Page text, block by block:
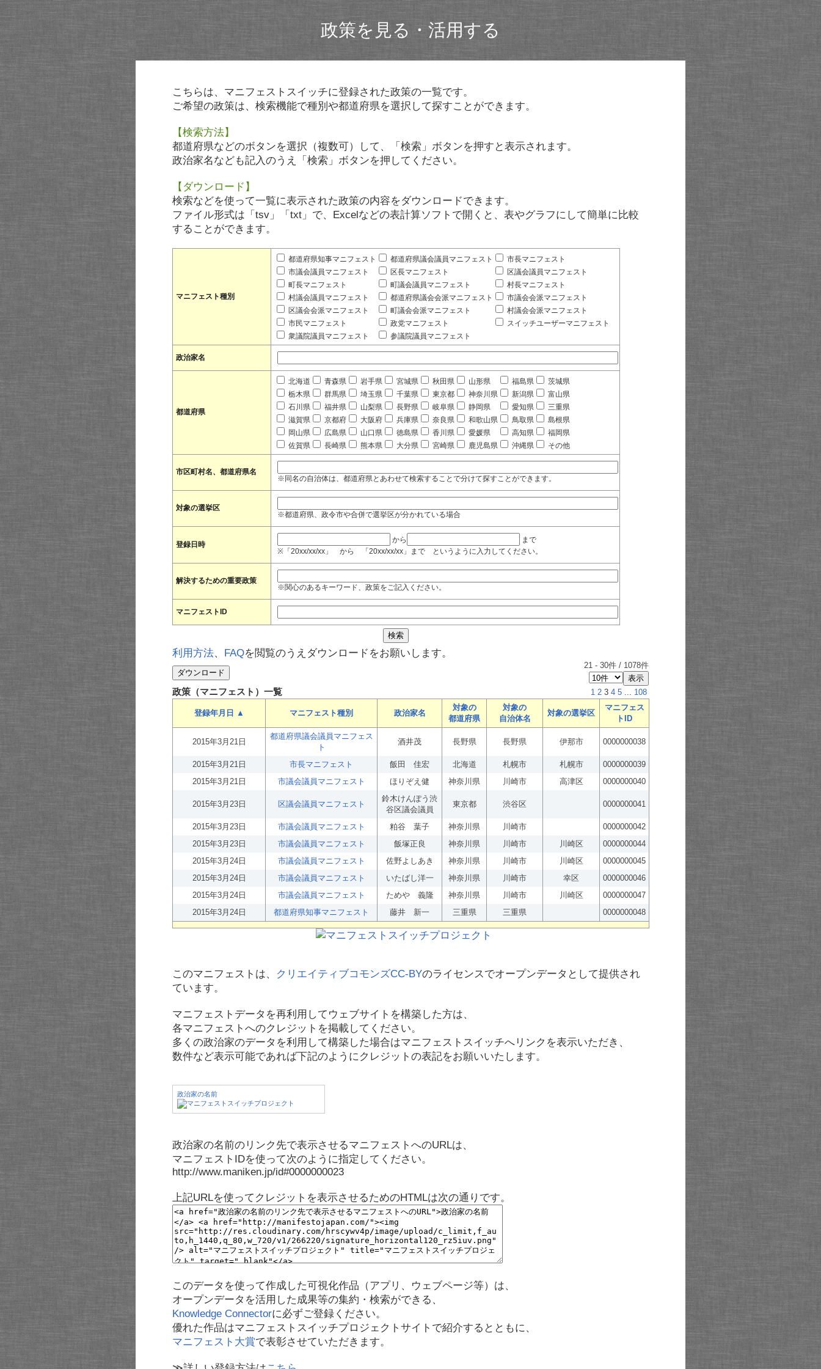
政策を見る・活用する
こちらは、マニフェストスイッチに登録された政策の一覧です。
ご希望の政策は、検索機能で種別や都道府県を選択して探すことができます。
【検索方法】
都道府県などのボタンを選択（複数可）して、「検索」ボタンを押すと表示されます。
政治家名なども記入のうえ「検索」ボタンを押してください。
【ダウンロード】
検索などを使って一覧に表示された政策の内容をダウンロードできます。
ファイル形式は「tsv」「txt」で、Excelなどの表計算ソフトで開くと、表やグラフにして簡単に比較
することができます。
マニフェスト種別
都道府県知事マニフェスト 都道府県議会議員マニフェスト
市長マニフェスト
市議会議員マニフェスト
区長マニフェスト
区議会議員マニフェスト
町長マニフェスト
町議会議員マニフェスト
村長マニフェスト
村議会議員マニフェスト
都道府県議会会派マニフェスト
市議会会派マニフェスト
区議会会派マニフェスト
町議会会派マニフェスト
村議会会派マニフェスト
市民マニフェスト
政党マニフェスト
スイッチユーザーマニフェスト
衆議院議員マニフェスト
参議院議員マニフェスト
政治家名
都道府県
北海道 青森県 岩手県 宮城県 秋田県 山形県 福島県
茨城県
栃木県
群馬県 埼玉県 千葉県 東京都 神奈川県 新潟県
富山県
石川県
福井県 山梨県 長野県 岐阜県 静岡県 愛知県
三重県
滋賀県
京都府 大阪府 兵庫県 奈良県 和歌山県 鳥取県
島根県
岡山県
広島県 山口県 徳島県 香川県 愛媛県 高知県
福岡県
佐賀県
長崎県 熊本県 大分県 宮崎県 鹿児島県 沖縄県 その他
市区町村名、都道府県名
※同名の自治体は、都道府県とあわせて検索することで分けて探すことができます。
対象の選挙区
※都道府県、政令市や合併で選挙区が分かれている場合
登録日時
から
まで
※「20xx/xx/xx」 から 「20xx/xx/xx」まで というように入力してください。
解決するための重要政策
※関心のあるキーワード、政策をご記入ください。
マニフェストID
利用方法、 FAQを閲覧のうえダウンロードをお願いします。
21 - 30件 / 1078件
政策（マニフェスト）一覧 1 2 3 4 5 ... 108
登録年月日 ▲ マニフェスト種別 政治家名
対象の
都道府県
対象の
自治体名
対象の選挙区
マニフェス
トID
2015年3月21日
都道府県議会議員マニフェス
ト
酒井茂 長野県 長野県 伊那市 0000000038
2015年3月21日 市長マニフェスト 飯田 佳宏 北海道 札幌市 札幌市
0000000039
2015年3月21日
市議会議員マニフェスト ほりぞえ健 神奈川県 川崎市 高津区 0000000040
2015年3月23日 区議会議員マニフェスト
鈴木けんぽう渋
谷区議会議員
東京都 渋谷区 0000000041
2015年3月23日 市議会議員マニフェスト 粕谷 葉子 神奈川県 川崎市
0000000042
2015年3月23日
市議会議員マニフェスト 飯塚正良 神奈川県 川崎市 川崎区
0000000044
2015年3月24日
市議会議員マニフェスト 佐野よしあき 神奈川県 川崎市 川崎区
0000000045
2015年3月24日
市議会議員マニフェスト いたばし洋一 神奈川県 川崎市 幸区
0000000046
2015年3月24日
市議会議員マニフェスト ためや 義隆 神奈川県 川崎市 川崎区
0000000047
2015年3月24日
都道府県知事マニフェスト 藤井 新一 三重県 三重県 0000000048
このマニフェストは、 クリエイティブコモンズCC-BYのライセンスでオープンデータとして提供され
ています。
マニフェストデータを再利用してウェブサイトを構築した方は、
各マニフェストへのクレジットを掲載してください。
多くの政治家のデータを利用して構築した場合はマニフェストスイッチへリンクを表示いただき、
数件など表示可能であれば下記のようにクレジットの表記をお願いいたします。
政治家の名前
政治家の名前のリンク先で表示させるマニフェストへのURLは、
マニフェストIDを使って次のように指定してください。
http://www.maniken.jp/id#0000000023
上記URLを使ってクレジットを表示させるためのHTMLは次の通りです。
このデータを使って作成した可視化作品（アプリ、ウェブページ等）は、
オープンデータを活用した成果等の集約・検索ができる、
Knowledge Connectorに必ずご登録ください。
優れた作品はマニフェストスイッチプロジェクトサイトで紹介するとともに、
マニフェスト大賞で表彰させていただきます。